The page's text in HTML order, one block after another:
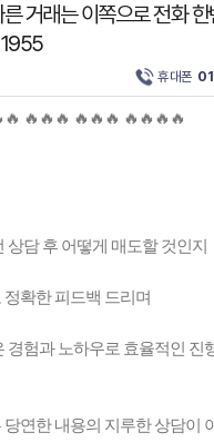
거래는 이쪽으로 전화
휴대폰
🔥🔥🔥 🔥🔥🔥 🔥🔥🔥🔥
상담 후 어떻게 매도할 것인지
확한 피드백 드리며
경험과 노하우로 효율적인 진
연한 내용의 지루한 상담이